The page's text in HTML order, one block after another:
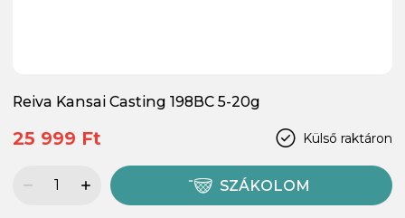
Reiva Kansai Casting 198BC 5-20g
Külső raktáron
25 999 Ft
SZÁKOLOM